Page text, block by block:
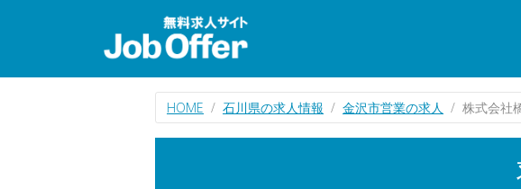
HOME 石川県の求人情報 金沢市営業の求人 株式会社